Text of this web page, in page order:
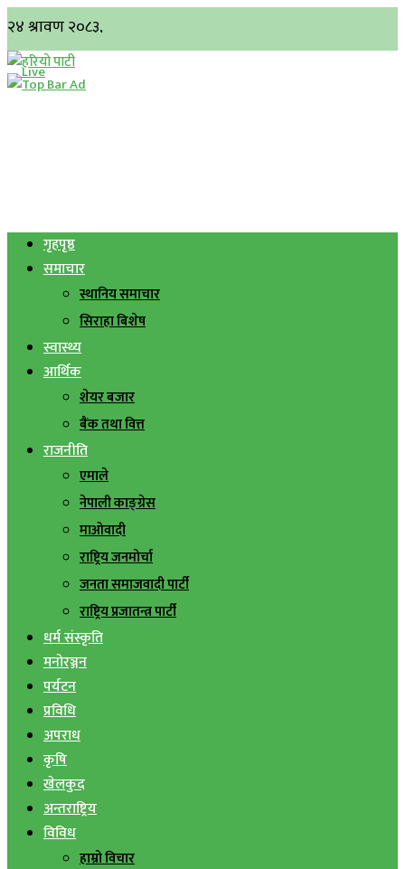
गृहपृष्ठ
समाचार
स्थानिय समाचार
सिराहा बिशेष
स्वास्थ्य
आर्थिक
शेयर बजार
बैंक तथा वित्त
राजनीति
एमाले
नेपाली काङ्ग्रेस
माओवादी
राष्ट्रिय जनमोर्चा
जनता समाजवादी पार्टी
राष्ट्रिय प्रजातन्त्र पार्टी
धर्म संस्कृति
मनोरञ्जन
पर्यटन
प्रविधि
अपराध
कृषि
खेलकुद
अन्तराष्ट्रिय
विविध
हाम्रो विचार